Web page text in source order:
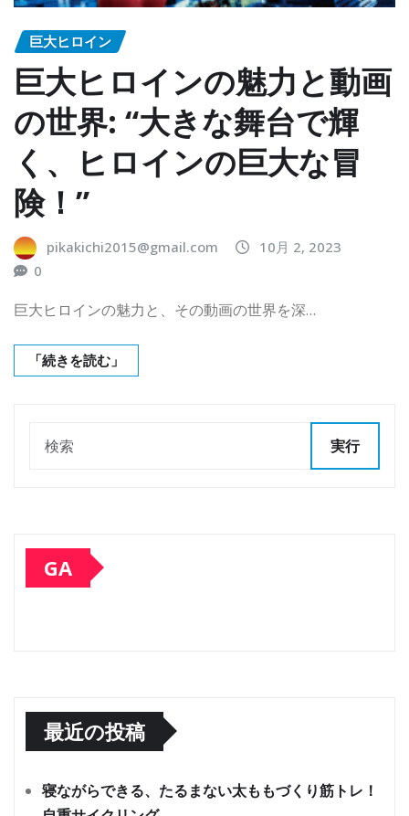
巨大ヒロイン
巨大ヒロインの魅力と動画
の世界: “大きな舞台で輝
く、ヒロインの巨大な冒
険！”
pikakichi2015@gmail.com
10月 2, 2023
0
巨大ヒロインの魅力と、その動画の世界を深…
「続きを読む」
実行
GA
最近の投稿
寝ながらできる、たるまない太ももづくり筋トレ！